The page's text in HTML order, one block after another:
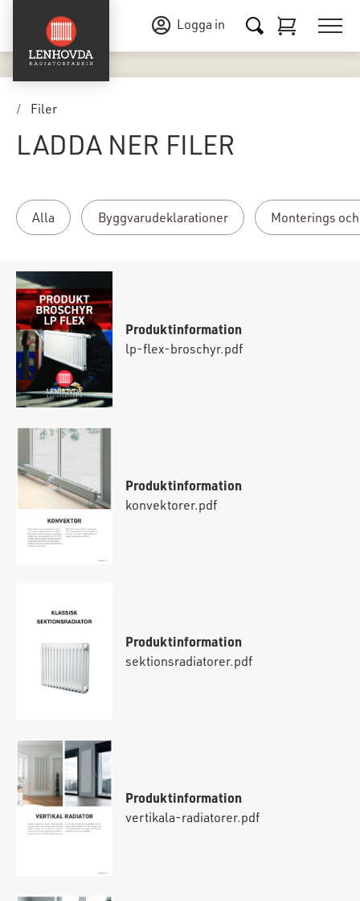
Logga in
Filer
LADDA NER FILER
Alla Byggvarudeklarationer Monterings
Produktinformation
lp-flex-broschyr.pdf
Produktinformation
konvektorer.pdf
Produktinformation
sektionsradiatorer.pdf
Produktinformation
vertikala-radiatorer.pdf